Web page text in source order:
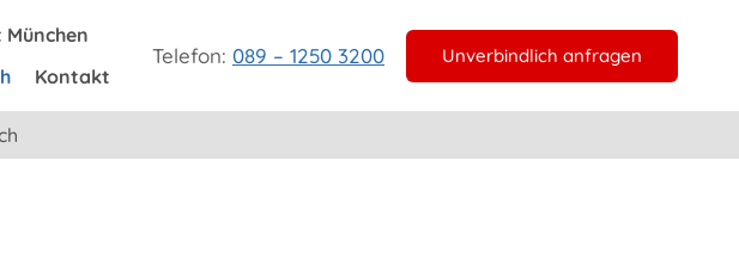
Kontakt
Telefon: 089 – 1250 3200 Unverbindlich anfragen